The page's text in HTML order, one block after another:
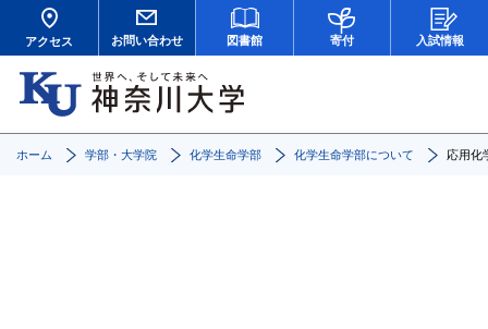
アクセス お問い合わせ 図書館 寄付 入試情報
ホーム 学部・大学院 化学生命学部 化学生命学部について 応用化